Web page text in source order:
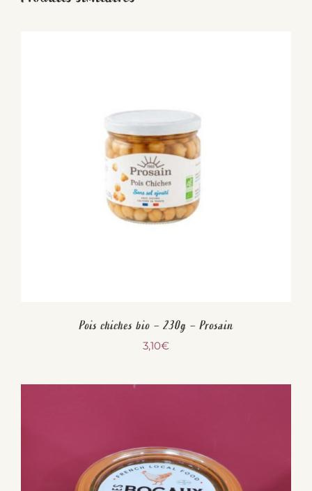
Pois chiches bio – 230g – Prosain
3,10€